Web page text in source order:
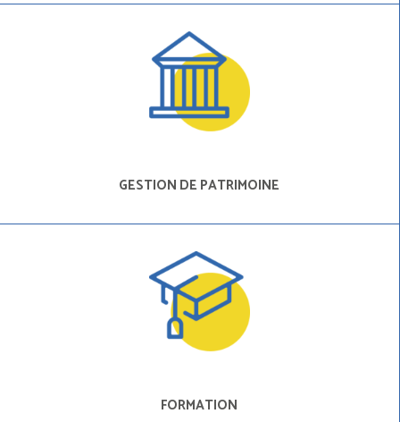
GESTION DE PATRIMOINE
FORMATION